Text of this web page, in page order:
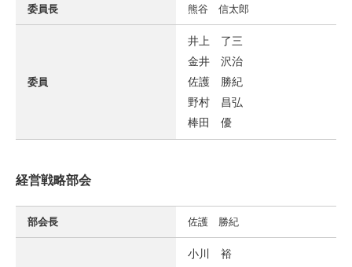
委員長 熊谷 信太郎
委員
井上 了三
金井 沢治
佐護 勝紀
野村 昌弘
棒田 優
経営戦略部会
部会長 佐護 勝紀
小川 裕